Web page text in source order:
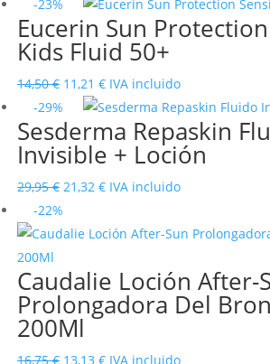
precio
original
era:
precio
actual
es:
-23%
Eucerin Sun
Kids Fluid 50+
14,50€ El
precio
original
era:
11,21 €El
precio
actual
es:
IVA incluido
-29%
Sesderma Repaskin
Invisible + Loción
29,95€ El
original
29,95 €.
21,32 €El
actual
21,32 €.
IVA incluido
-22%
Caudalie Loción After-
Prolongadora Del
200Ml
16,75€ El
13,13 €ElIVA incluido